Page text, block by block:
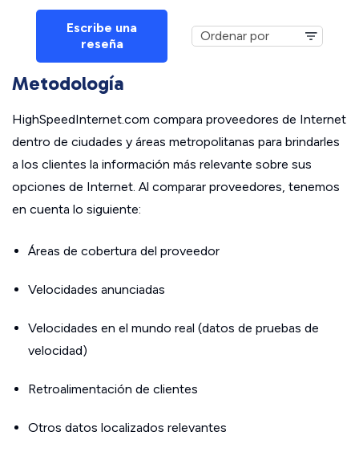
Escribe una
reseña
Metodología
HighSpeedInternet.com compara proveedores de Internet
dentro de ciudades y áreas metropolitanas para brindarles
a los clientes la información más relevante sobre sus
opciones de Internet. Al comparar proveedores, tenemos
en cuenta lo siguiente:
Áreas de cobertura del proveedor
Velocidades anunciadas
Velocidades en el mundo real (datos de pruebas de
velocidad)
Retroalimentación de clientes
Otros datos localizados relevantes